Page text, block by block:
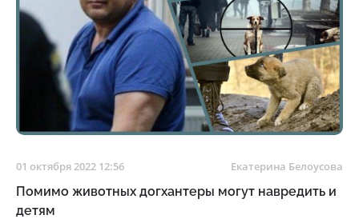
01 октября 2022 12:56 Екатерина Белоусова
Помимо животных догхантеры могут навредить и
детям